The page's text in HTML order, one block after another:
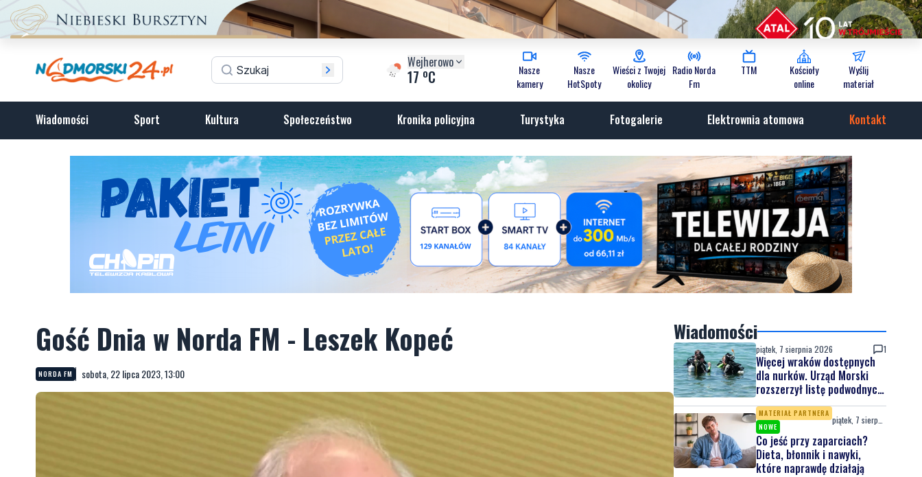
Wejherowo
17 oC
Nasze
kamery
Nasze
HotSpoty
Wieści z Twojej
okolicy
Radio Norda
Fm
TTM
Kościoły
online
Wyślij
materiał
Wiadomości Sport Kultura Społeczeństwo Kronika policyjna Turystyka Fotogalerie Elektrownia atomowa Kontakt
Gość Dnia w Norda FM - Leszek Kopeć
NORDA FM sobota, 22 lipca 2023, 13:00
Wiadomości
piątek, 7 sierpnia 2026 1
Więcej wraków dostępnych
dla nurków. Urząd Morski
rozszerzył listę podwodnych
atrakcji
MATERIAŁ PARTNERA
NOWE
Co jeść przy zaparciach?
Dieta, błonnik i nawyki,
które naprawdę działają